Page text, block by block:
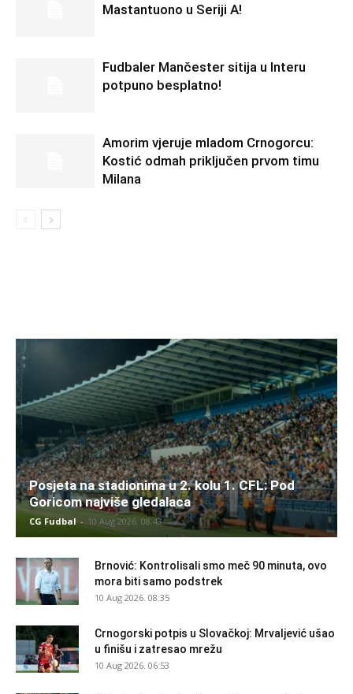
Mastantuono u Seriji A!
Fudbaler Mančester sitija u Interu
potpuno besplatno!
Amorim vjeruje mladom Crnogorcu:
Kostić odmah priključen prvom timu
Milana
Posjeta na stadionima u 2. kolu 1. CFL: Pod
Goricom najviše gledalaca
CG Fudbal - 10 Aug 2026. 08:43
Brnović: Kontrolisali smo meč 90 minuta, ovo
mora biti samo podstrek
10 Aug 2026. 08:35
Crnogorski potpis u Slovačkoj: Mrvaljević ušao
u finišu i zatresao mrežu
10 Aug 2026. 06:53